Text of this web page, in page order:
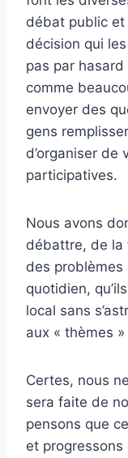
débat public et
décision qui les
pas par
comme
envoyer des
gens
d’organiser de
participatives.
Nous avons
débattre, de la
des problèmes
quotidien,
local sans
aux « thèmes
Certes, nous
sera faite de
pensons que
et progressons